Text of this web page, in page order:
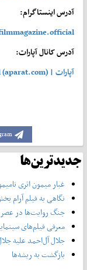
آدرس اینستاگرام:
آدرس کانال آپارات:
آپارات | FilmMagazine.official (aparat.com)
جدیدترین‌ها
غبار میمون اثری
نگاهی به فیلم آرام
جنگ روایت‌ها در
معرفی فیلم‌های
جلال آل‌احمد علیه
بازگشت به ریشه‌ها